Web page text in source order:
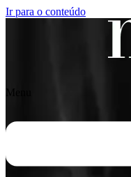
Ir para o conteúdo
Menu